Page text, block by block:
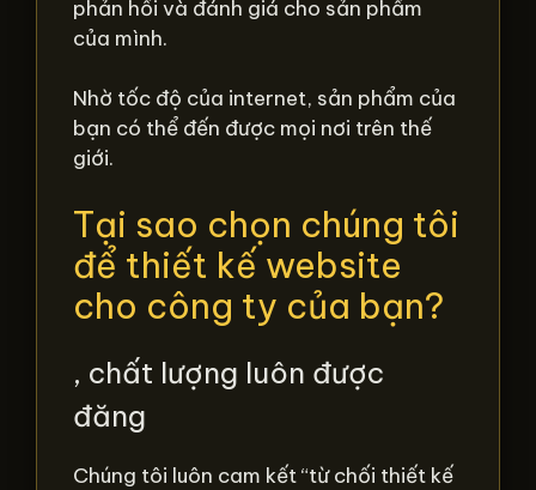
phản hồi và đánh giá cho sản phẩm
của mình.
Nhờ tốc độ của internet, sản phẩm của
bạn có thể đến được mọi nơi trên thế
giới.
Tại sao chọn chúng tôi
để thiết kế website
cho công ty của bạn?
, chất lượng luôn được
đăng
Chúng tôi luôn cam kết “từ chối thiết kế